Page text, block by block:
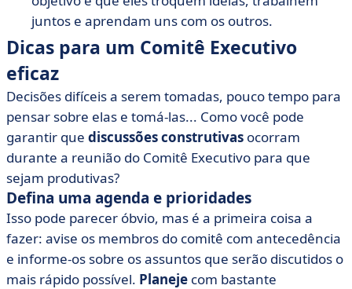
juntos e aprendam uns com os outros.
Dicas para um Comitê Executivo
eficaz
Decisões difíceis a serem tomadas, pouco tempo para
pensar sobre elas e tomá-las... Como você pode
garantir que discussões construtivas ocorram
durante a reunião do Comitê Executivo para que
sejam produtivas?
Defina uma agenda e prioridades
Isso pode parecer óbvio, mas é a primeira coisa a
fazer: avise os membros do comitê com antecedência
e informe-os sobre os assuntos que serão discutidos o
mais rápido possível. Planeje com bastante